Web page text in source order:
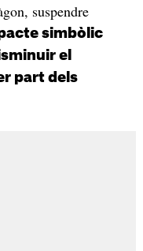
suspendre
simbòlic
el
part dels